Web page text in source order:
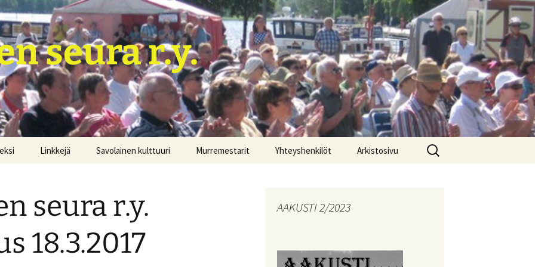
seura r.y.
Linkkejä Savolainen kulttuuri
Murtumatta murteen
Marseljeesi savolaisille ja
Murremestarit Yhteyshenkilöt Arkistosivu
Haku:
seura r.y.
18.3.2017
AAKUSTI 2/2023